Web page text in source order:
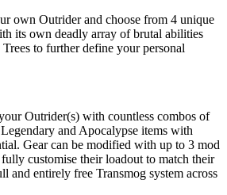
own Outrider and choose from 4 unique
its own deadly array of brutal abilities
to further define your personal
Outrider(s) with countless combos of
and Apocalypse items with
Gear can be modified with up to 3 mod
customise their loadout to match their
and entirely free Transmog system across